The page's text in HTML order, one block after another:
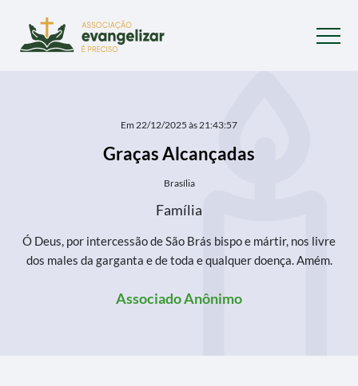
Em 22/12/2025 às 21:43:57
Graças Alcançadas
Brasília
Família
Ó Deus, por intercessão de São Brás bispo e mártir, nos livre
dos males da garganta e de toda e qualquer doença. Amém.
Associado Anônimo